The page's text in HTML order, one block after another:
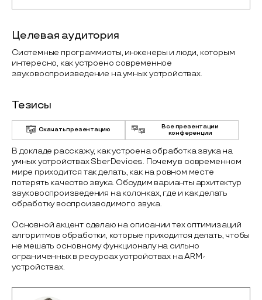
Целевая аудитория
Системные программисты, инженеры и люди, которым
интересно, как устроено современное
звуковоспроизведение на умных устройствах.
Тезисы
Скачать презентацию
Все презентации
конференции
В докладе расскажу, как устроена обработка звука на
умных устройствах SberDevices. Почему в современном
мире приходится так делать, как на ровном месте
потерять качество звука. Обсудим варианты архитектур
звуковоспроизведения на колонках, где и как делать
обработку воспроизводимого звука.
Основной акцент сделаю на описании тех оптимизаций
алгоритмов обработки, которые приходится делать, чтобы
не мешать основному функционалу на сильно
ограниченных в ресурсах устройствах на ARM-
устройствах.